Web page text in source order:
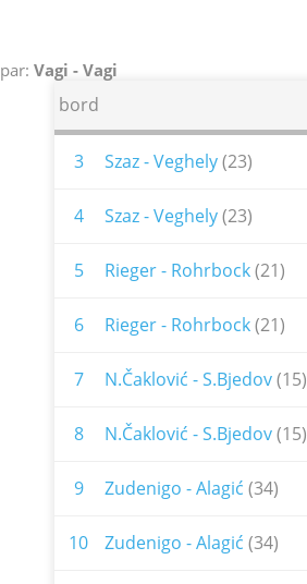
par: Vagi - Vagi
bord
3 Szaz - Veghely(23)
4 Szaz - Veghely(23)
5 Rieger - Rohrbock(21)
6 Rieger - Rohrbock(21)
7 N.Čaklović - S.Bjedov(15)
8 N.Čaklović - S.Bjedov(15)
9 Zudenigo - Alagić (34)
10 Zudenigo - Alagić (34)